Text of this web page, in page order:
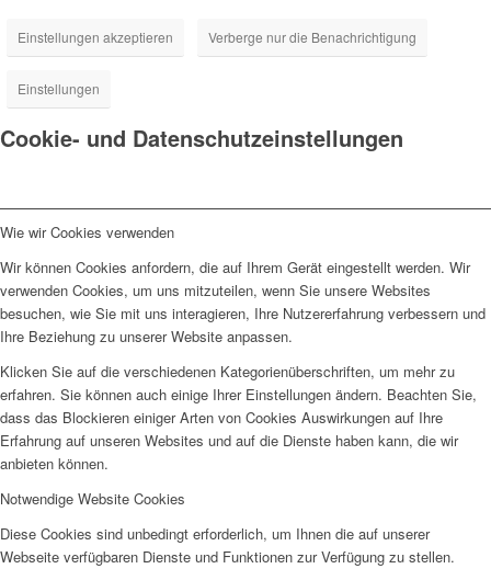
Einstellungen akzeptieren Verberge nur die Benachrichtigung
Einstellungen
Cookie- und Datenschutzeinstellungen
Wie wir Cookies verwenden
Wir können Cookies anfordern, die auf Ihrem Gerät eingestellt werden. Wir
verwenden Cookies, um uns mitzuteilen, wenn Sie unsere Websites
besuchen, wie Sie mit uns interagieren, Ihre Nutzererfahrung verbessern und
Ihre Beziehung zu unserer Website anpassen.
Klicken Sie auf die verschiedenen Kategorienüberschriften, um mehr zu
erfahren. Sie können auch einige Ihrer Einstellungen ändern. Beachten Sie,
dass das Blockieren einiger Arten von Cookies Auswirkungen auf Ihre
Erfahrung auf unseren Websites und auf die Dienste haben kann, die wir
anbieten können.
Notwendige Website Cookies
Diese Cookies sind unbedingt erforderlich, um Ihnen die auf unserer
Webseite verfügbaren Dienste und Funktionen zur Verfügung zu stellen.